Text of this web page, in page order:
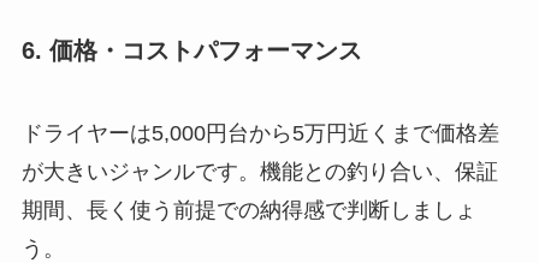
6. 価格・コストパフォーマンス
ドライヤーは5,000円台から5万円近くまで価格差
が大きいジャンルです。機能との釣り合い、保証
期間、長く使う前提での納得感で判断しましょ
う。